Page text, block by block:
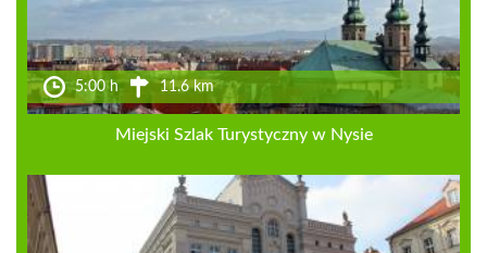
5:00 h 11.6 km
Miejski Szlak Turystyczny w Nysie